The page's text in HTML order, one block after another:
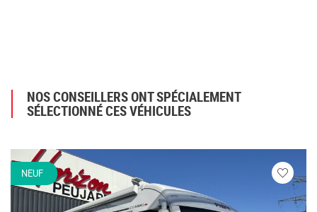
NOS CONSEILLERS ONT SPÉCIALEMENT
SÉLECTIONNÉ CES VÉHICULES
NEUF
Veuillez
vous